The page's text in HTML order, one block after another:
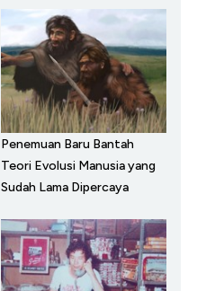
Penemuan Baru Bantah
Teori Evolusi Manusia yang
Sudah Lama Dipercaya